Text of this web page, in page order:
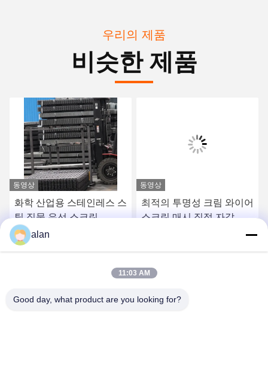
우리의 제품
비슷한 제품
동영상
화학 산업용 스테인레스 스
틸 직물 유선 스크린
가장 좋은 가격 을 구하라
동영상
최적의 투명성 크림 와이어
스크린 매시 집적 자갈 석
alan
11:03 AM
Good day, what product are you looking for?